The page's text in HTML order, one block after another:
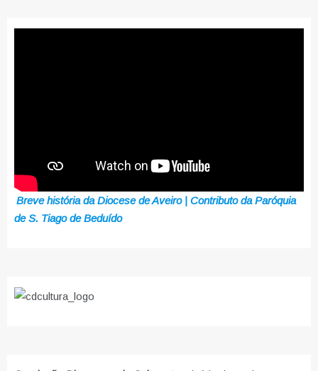
Breve história da Diocese de Aveiro | Contributo da Paróquia
de S. Tiago de Beduído